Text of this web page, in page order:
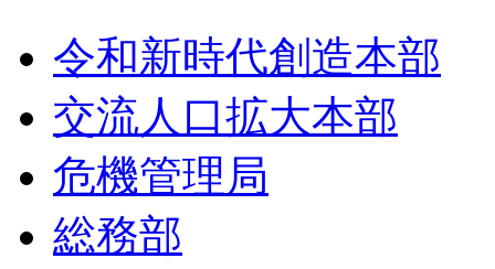
令和新時代創造本部
交流人口拡大本部
危機管理局
総務部